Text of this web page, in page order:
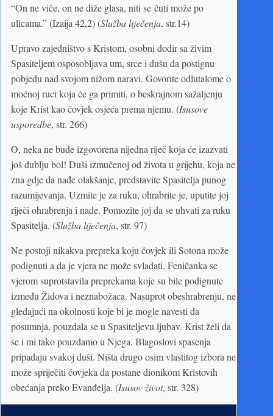
“On ne viče, on ne diže glasa, niti se čuti može po
ulicama.” (Izaija 42,2) (Služba liječenja, str.14)
Upravo zajedništvo s Kristom, osobni dodir sa živim
Spasiteljem osposobljava um, srce i dušu da postignu
pobjedu nad svojom nižom naravi. Govorite odlutalome o
moćnoj ruci koja će ga primiti, o beskrajnom sažaljenju
koje Krist kao čovjek osjeća prema njemu. (Isusove
usporedbe, str. 266)
O, neka ne bude izgovorena nijedna riječ koja će izazvati
još dublju bol! Duši izmučenoj od života u grijehu, koja ne
zna gdje da nađe olakšanje, predstavite Spasitelja punog
razumijevanja. Uzmite je za ruku, ohrabrite je, uputite joj
riječi ohrabrenja i nade. Pomozite joj da se uhvati za ruku
Spasitelja. (Služba liječenja, str. 97)
Ne postoji nikakva prepreka koju čovjek ili Sotona može
podignuti a da je vjera ne može svladati. Feničanka se
vjerom suprotstavila preprekama koje su bile podignute
između Židova i neznabožaca. Nasuprot obeshrabrenju, ne
gledajući na okolnosti koje bi je mogle navesti da
posumnja, pouzdala se u Spasiteljevu ljubav. Krist želi da
se i mi tako pouzdamo u Njega. Blagoslovi spasenja
pripadaju svakoj duši. Ništa drugo osim vlastitog izbora ne
može spriječiti čovjeka da postane dionikom Kristovih
obećanja preko Evanđelja. (Isusov život, str. 328)